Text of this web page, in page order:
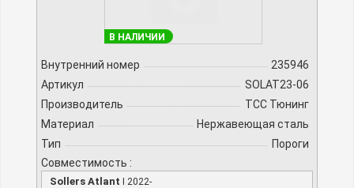
В НАЛИЧИИ
Внутренний номер
235946
Артикул
SOLAT23-06
Производитель
TCC Тюнинг
Материал
Нержавеющая сталь
Тип
Пороги
Совместимость :
Sollers Atlant I 2022-